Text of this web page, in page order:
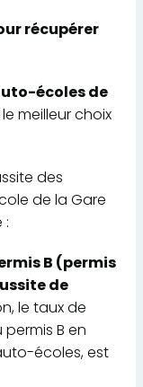
récupérer
écoles de
meilleur choix
des
de la Gare
:
B (permis
de
le taux de
B en
écoles, est